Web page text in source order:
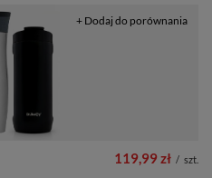
119,99 zł / szt.
+ Dodaj do porównania